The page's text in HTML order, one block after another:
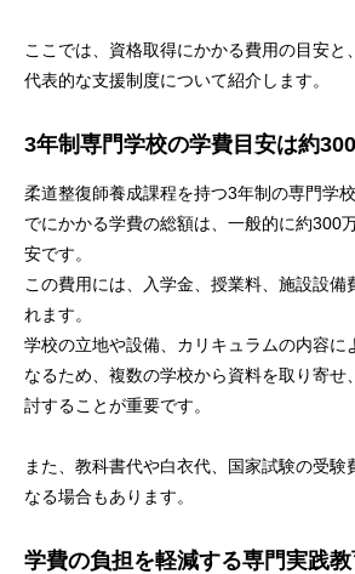
ここでは、資格取得にかかる費用の目安と
代表的な支援制度について紹介します。
3年制専門学校の学費目安は約
柔道整復師養成課程を持つ3年制の専門学
でにかかる学費の総額は、一般的に約300
安です。
この費用には、入学金、授業料、施設設備
れます。
学校の立地や設備、カリキュラムの内容に
なるため、複数の学校から資料を取り寄せ
討することが重要です。
また、教科書代や白衣代、国家試験の受験
なる場合もあります。
学費の負担を軽減する専門実践